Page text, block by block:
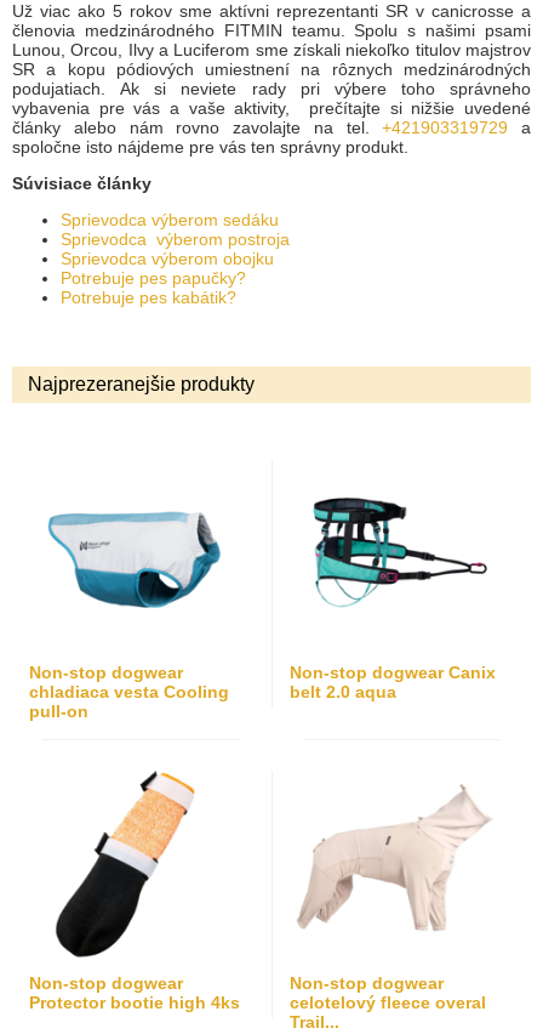
Už viac ako 5 rokov sme aktívni reprezentanti SR v canicrosse a
členovia medzinárodného FITMIN teamu. Spolu s našimi psami
Lunou, Orcou, Ilvy a Luciferom sme získali niekoľko titulov majstrov
SR a kopu pódiových umiestnení na rôznych medzinárodných
podujatiach. Ak si neviete rady pri výbere toho správneho
vybavenia pre vás a vaše aktivity, prečítajte si nižšie uvedené
články alebo nám rovno zavolajte na tel.+421903319729 a
spoločne isto nájdeme pre vás ten správny produkt.
Súvisiace články
Sprievodca výberom sedáku
Sprievodca výberom postroja
Sprievodca výberom obojku
Potrebuje pes papučky?
Potrebuje pes kabátik?
Najprezeranejšie produkty
Non-stop dogwear
chladiaca vesta Cooling
pull-on
Non-stop dogwear Canix
belt 2.0 aqua
Non-stop dogwear
Protector bootie high 4ks
Non-stop dogwear
celotelový fleece overal
Trail...